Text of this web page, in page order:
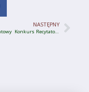
NASTĘPNY
XI Powiatowy Konkurs Recytatorsko-Muzyczny Poezji Jana od Biedronki